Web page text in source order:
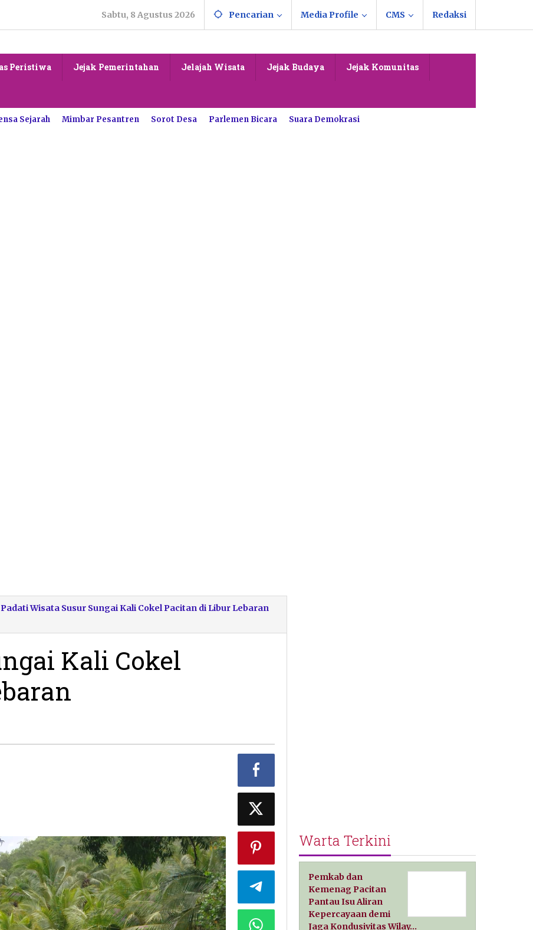
Sabtu, 8 Agustus 2026 Pencarian Media Profile CMS Redaksi
Peristiwa Jejak Pemerintahan Jelajah Wisata Jejak Budaya Jejak Komunitas
Sejarah Mimbar Pesantren Sorot Desa Parlemen Bicara Suara Demokrasi
Wisata Susur Sungai Kali Cokel Pacitan di Libur Lebaran
Kali Cokel
Warta Terkini
Pemkab dan
Kemenag Pacitan
Pantau Isu Aliran
Kepercayaan demi
Jaga Kondusivitas Wilay…